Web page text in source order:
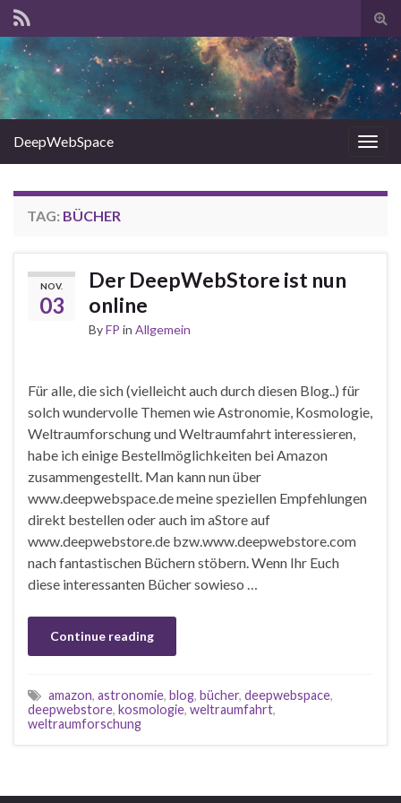
DeepWebSpace
TAG: BÜCHER
NOV.
03
Der DeepWebStore ist nun
online
ByFP in Allgemein
Für alle, die sich (vielleicht auch durch diesen Blog..) für
solch wundervolle Themen wie Astronomie, Kosmologie,
Weltraumforschung und Weltraumfahrt interessieren,
habe ich einige Bestellmöglichkeiten bei Amazon
zusammengestellt. Man kann nun über
www.deepwebspace.de meine speziellen Empfehlungen
direkt bestellen oder auch im aStore auf
www.deepwebstore.de bzw.www.deepwebstore.com
nach fantastischen Büchern stöbern. Wenn Ihr Euch
diese interessanten Bücher sowieso …
Continue reading
amazon, astronomie, blog, bücher, deepwebspace,
deepwebstore, kosmologie, weltraumfahrt,
weltraumforschung